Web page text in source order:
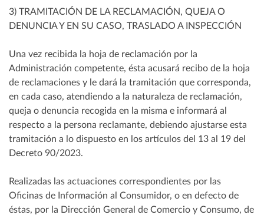
3) TRAMITACIÓN DE LA RECLAMACIÓN, QUEJA O
DENUNCIA Y EN SU CASO, TRASLADO A INSPECCIÓN
Una vez recibida la hoja de reclamación por la
Administración competente, ésta acusará recibo de la hoja
de reclamaciones y le dará la tramitación que corresponda,
en cada caso, atendiendo a la naturaleza de reclamación,
queja o denuncia recogida en la misma e informará al
respecto a la persona reclamante, debiendo ajustarse esta
tramitación a lo dispuesto en los artículos del 13 al 19 del
Decreto 90/2023.
Realizadas las actuaciones correspondientes por las
Oficinas de Información al Consumidor, o en defecto de
éstas, por la Dirección General de Comercio y Consumo, de